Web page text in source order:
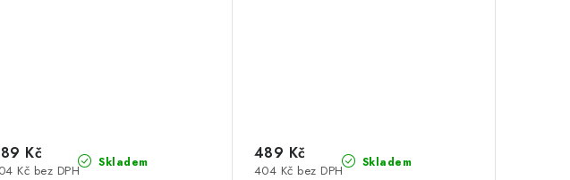
Skladem
Kč bez DPH
Kč Skladem
404 Kč bez DPH
489 Kč